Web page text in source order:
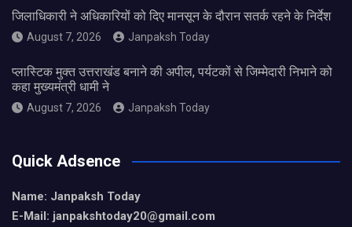
जिलाधिकारी ने अधिकारियों को दिए मानसून के दौरान सतर्क रहने के निर्देश
August 7, 2026 Janpaksh Today
प्लास्टिक मुक्त उत्तराखंड बनाने की अपील, पर्यटकों से जिम्मेदारी निभाने को
कहा मुख्यमंत्री धामी ने
August 7, 2026 Janpaksh Today
Quick Adsence
Name: Janpaksh Today
E-Mail: janpakshtoday20@gmail.com